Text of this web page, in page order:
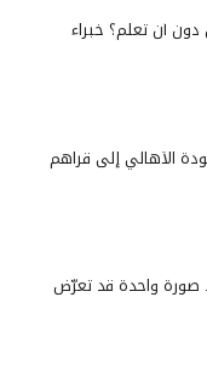
أن تعلم؟ خبراء
الأهالي إلى قراهم
صورة واحدة قد تعرّض